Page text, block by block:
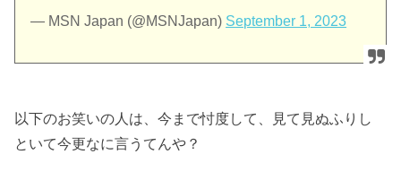
— MSN Japan (@MSNJapan) September 1, 2023
以下のお笑いの人は、今まで忖度して、見て見ぬふりし
といて今更なに言うてんや？